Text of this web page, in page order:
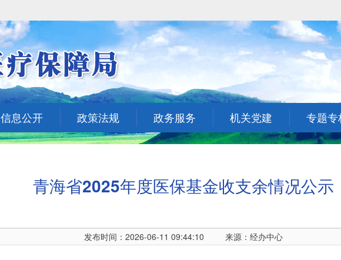
信息公开 政策法规 政务服务 机关党建 专题专
青海省2025年度医保基金收支余情况公示
发布时间：2026-06-11 09:44:10 来源：经办中心